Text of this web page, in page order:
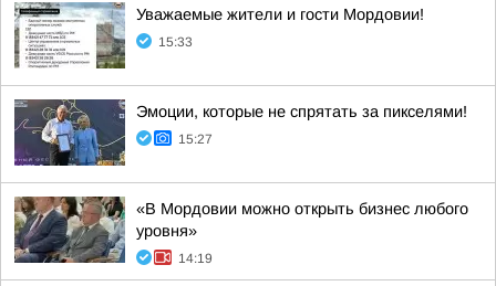
Уважаемые жители и гости Мордовии!
15:33
Эмоции, которые не спрятать за пикселями!
15:27
«В Мордовии можно открыть бизнес любого
уровня»
14:19